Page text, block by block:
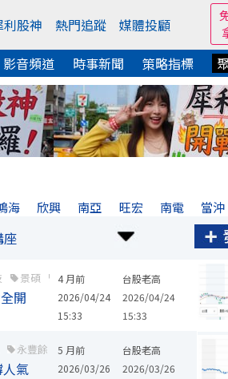
利股神 熱門追蹤 媒體投顧
影音頻道 時事新聞 策略指標
海 欣興 南亞 旺宏 南電 當沖
座
景碩 台嘉碩 雙鴻 上詮
4 月前
2026/04/24
15:33
開
台股老高
2026/04/24
15:33
永豐餘 榮成 華通 台積電
5 月前
2026/03/26
氣
台股老高
2026/03/26